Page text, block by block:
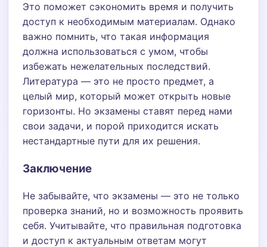
Это поможет сэкономить время и получить
доступ к необходимым материалам. Однако
важно помнить, что такая информация
должна использоваться с умом, чтобы
избежать нежелательных последствий.
Литература — это не просто предмет, а
целый мир, который может открыть новые
горизонты. Но экзамены ставят перед нами
свои задачи, и порой приходится искать
нестандартные пути для их решения.
Заключение
Не забывайте, что экзамены — это не только
проверка знаний, но и возможность проявить
себя. Учитывайте, что правильная подготовка
и доступ к актуальным ответам могут